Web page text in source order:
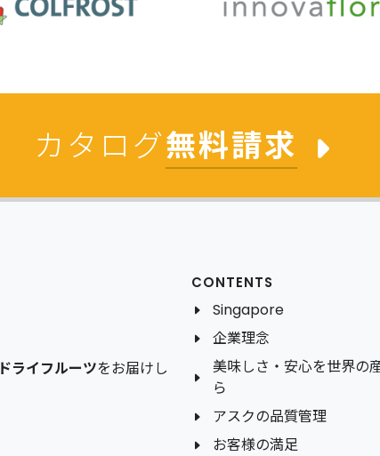
カタログ無料請求
ドライフルーツをお届けし
CONTENTS
Singapore
企業理念
美味しさ・安心を世界の
ら
アスクの品質管理
お客様の満足